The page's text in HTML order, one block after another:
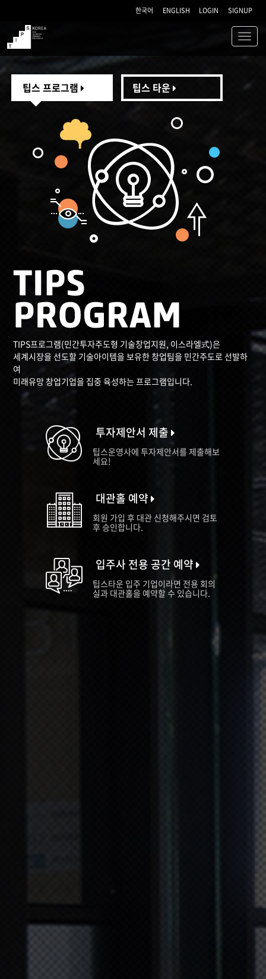
한국어 ENGLISH LOGIN SIGNUP
TIPS
팁스 프로그램 팁스 타운
TIPS프로그램(민간투자주도형 기술창업지원, 이스라엘式)은
세계시장을 선도할 기술아이템을 보유한 창업팀을 민간주도로 선발하
여
미래유망 창업기업을 집중 육성하는 프로그램입니다.
투자제안서 제출
팁스운영사에 투자제안서를 제출해보
세요!
대관홀 예약
회원 가입 후 대관 신청해주시면 검토
후 승인합니다.
입주사 전용 공간 예약
팁스타운 입주 기업이라면 전용 회의
실과 대관홀을 예약할 수 있습니다.